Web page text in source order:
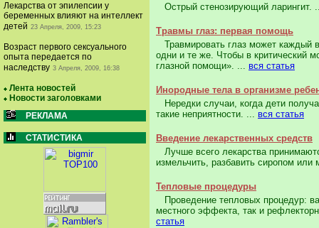
Лекарства от эпилепсии у
беременных влияют на интеллект
детей 23 Апреля, 2009, 15:23
Возраст первого сексуального
опыта передается по
наследству 3 Апреля, 2009, 16:38
Лента новостей
Новости заголовками
РЕКЛАМА
СТАТИСТИКА
Острый стенозирующий ларингит.
Травмы глаз: первая помощь
Травмировать глаз может каждый
одни и те же. Чтобы в критический
глазной помощи». ... вся статья
Инородные тела в организме
Нередки случаи, когда дети
такие неприятности. ... вся статья
Введение лекарственных средств
Лучше всего лекарства
измельчить, разбавить сиропом
Тепловые процедуры
Проведение тепловых процедур:
местного эффекта, так и
статья